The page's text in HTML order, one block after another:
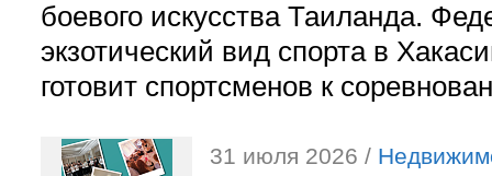
боевого искусства Таиланда.
экзотический вид спорта в
готовит спортсменов к
31 июля 2026 /